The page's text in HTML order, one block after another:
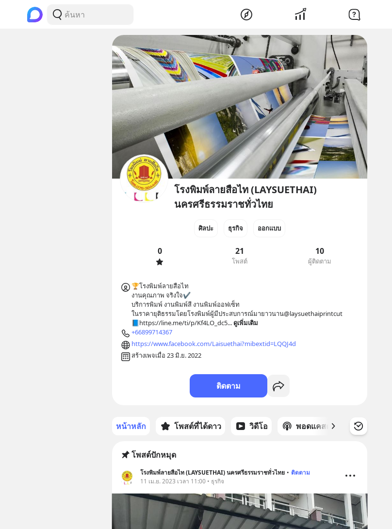
โรงพิมพ์ลายสือไท (LAYSUETHAI)
นครศรีธรรมราชทั่วไทย
ศิลปะ ธุรกิจ ออกแบบ
0 21
โพสต์
10
ผู้ติดตาม
🏆โรงพิมพ์ลายสือไท
งานคุณภาพ จริงใจ✔️
บริการพิมพ์ งานพิมพ์สี งานพิมพ์ออฟเซ็ท
ในราคายุติธรรมโดยโรงพิมพ์ผู้มีประสบการณ์มายาวนาน@laysuethaiprintcut
📘https://line.me/ti/p/Kf4LO_dc5... ดูเพิ่มเติม
+66899714367
https://www.facebook.com/Laisuethai?mibextid=LQQJ4d
สร้างเพจเมื่อ 23 มิ.ย. 2022
ติดตาม
หน้าหลัก โพสต์ที่ได้ดาว วิดีโอ พอดแคสต์ ซีรีส์
โพสต์ปักหมุด
โรงพิมพ์ลายสือไท (LAYSUETHAI) นครศรีธรรมราชทั่วไทย • ติดตาม
11 เม.ย. 2023 เวลา 11:00 • ธุรกิจ